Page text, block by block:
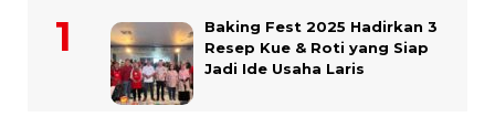
Baking Fest 2025 Hadirkan 3
Resep Kue & Roti yang Siap
Jadi Ide Usaha Laris